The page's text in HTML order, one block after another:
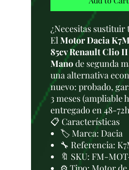
¿Necesitas sustituir
ElMotor Dacia
85cv Renault Clio
Manode segunda
una alternativa
nuevo: probado,
3 meses (ampliable
entregado en 48-
📋 Características
🏷️ Marca: Dacia
🔧 Referencia:
🔖 SKU: FM-